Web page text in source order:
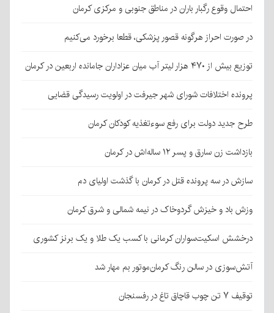
احتمال وقوع رگبار باران در مناطق جنوبی و مرکزی کرمان
در صورت احراز هرگونه قصور پزشکی، قطعا برخورد می‌کنیم
توزیع بیش از ۴۷۰ هزار لیتر آب میان عزاداران جامانده اربعین در کرمان
پرونده اختلافات شورای شهر جیرفت در اولویت رسیدگی قضایی
طرح جدید دولت برای رفع سوءتغذیه کودکان کرمان
بازداشت زن سارق و پسر ۱۲ ساله‌اش در کرمان
سازش در سه پرونده قتل در کرمان با گذشت اولیای دم
وزش باد و خیزش گردوخاک در نیمه شمالی و شرق کرمان
درخشش اسکیت‌سواران کرمانی با کسب یک طلا و یک برنز کشوری
آتش‌سوزی در سالن رنگ کرمان‌موتور بم مهار شد
توقیف ۷ تن چوب قاچاق تاغ در رفسنجان